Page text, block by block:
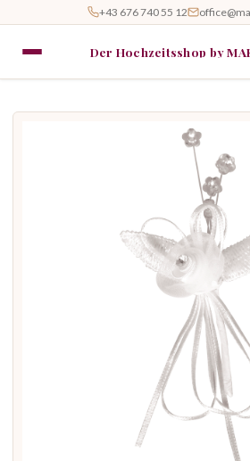
+43 676 740 55 12
Der Hochzeitsshop by